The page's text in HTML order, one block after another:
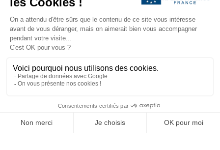
21/12/2016
A propos d’Apex Dynamics France
02/04/2015
© APEX DYNAMICS 2026 - Tous droits réservés
Translate »